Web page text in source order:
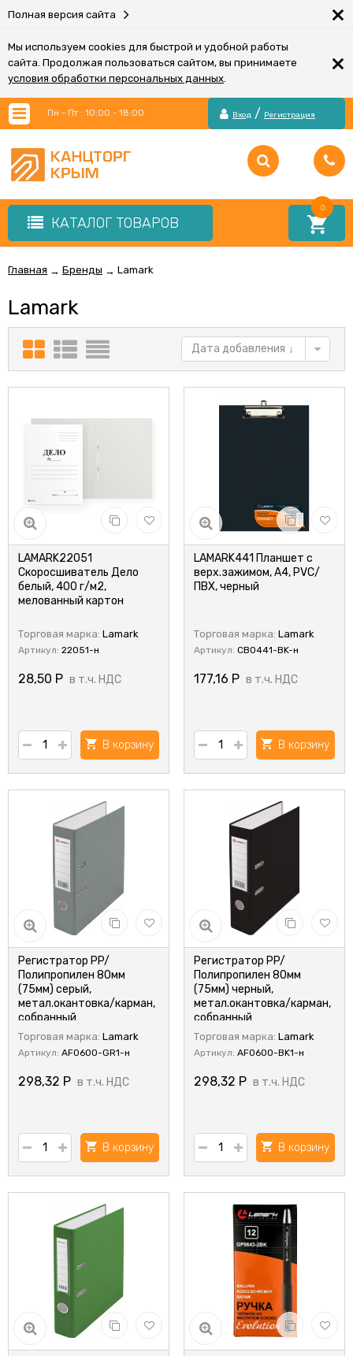
Полная версия сайта ×
Мы используем cookies для быстрой и удобной работы
сайта. Продолжая пользоваться сайтом, вы принимаете
условия обработки персональных данных.
×
Пн - Пт : 10:00 - 18:00 Вход / Регистрация
КАТАЛОГ ТОВАРОВ
0
Главная → Бренды → Lamark
Lamark
Дата добавления
LAMARK22051
Скоросшиватель Дело
белый, 400 г/м2,
мелованный картон
Торговая марка: Lamark
Артикул: 22051-н
28,50 Р в т.ч. НДС
В корзину
LAMARK441 Планшет с
верх.зажимом, А4, PVC/
ПВХ, черный
Торговая марка: Lamark
Артикул: CB0441-BK-н
177,16 Р в т.ч. НДС
В корзину
Регистратор PP/
Полипропилен 80мм
(75мм) серый,
метал.окантовка/карман,
собранный
Торговая марка: Lamark
Артикул: AF0600-GR1-н
298,32 Р в т.ч. НДС
В корзину
Регистратор PP/
Полипропилен 80мм
(75мм) черный,
метал.окантовка/карман,
собранный
Торговая марка: Lamark
Артикул: AF0600-BK1-н
298,32 Р в т.ч. НДС
В корзину